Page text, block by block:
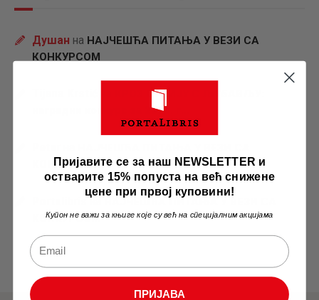
Душан на НАЈЧЕШЋА ПИТАЊА У ВЕЗИ СА
КОНКУРСОМ
КРОЗ СРБИЈУ С ЉУБАВЉУ:
наградни конкурс за 2026. г…
КОНКУРСОМ
на
НАЈЧЕШЋА ПИТАЊА У ВЕЗИ СА
КОНКУРСОМ
Пријавите се за наш NEWSLETTER и
остварите 15% попуста на већ снижене
цене при првој куповини!
Купон не важи за књиге које су већ на специјалним акцијама
ПРИЈАВА